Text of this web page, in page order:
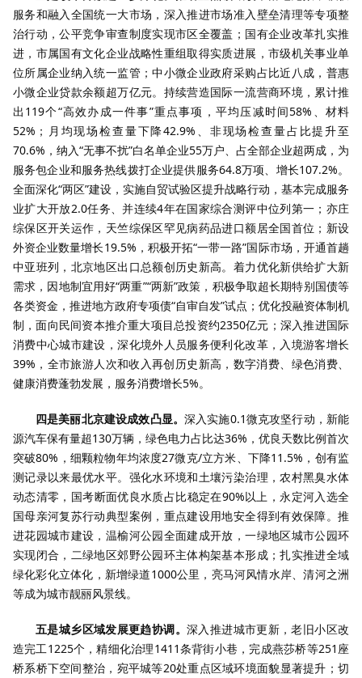
服务和融入全国统一大市场，深入推进市场准入壁垒清理等专项整
治行动，公平竞争审查制度实现市区全覆盖；国有企业改革扎实推
进，市属国有文化企业战略性重组取得实质进展，市级机关事业单
位所属企业纳入统一监管；中小微企业政府采购占比近八成，普惠
小微企业贷款余额超万亿元。持续营造国际一流营商环境，累计推
出119个“高效办成一件事”重点事项，平均压减时间58%、材料
52%；月均现场检查量下降42.9%、非现场检查量占比提升至
70.6%，纳入“无事不扰”白名单企业55万户、占全部企业超两成，为
服务包企业和服务热线拨打企业提供服务64.8万项、增长107.2%。
全面深化“两区”建设，实施自贸试验区提升战略行动，基本完成服务
业扩大开放2.0任务、并连续4年在国家综合测评中位列第一；亦庄
综保区开关运作，天竺综保区罕见病药品进口额居全国首位；新设
外资企业数量增长19.5%，积极开拓“一带一路”国际市场，开通首趟
中亚班列，北京地区出口总额创历史新高。着力优化新供给扩大新
需求，因地制宜用好“两重”“两新”政策，积极争取超长期特别国债等
各类资金，推进地方政府专项债“自审自发”试点；优化投融资体制机
制，面向民间资本推介重大项目总投资约2350亿元；深入推进国际
消费中心城市建设，深化境外人员服务便利化改革，入境游客增长
39%，全市旅游人次和收入再创历史新高，数字消费、绿色消费、
健康消费蓬勃发展，服务消费增长5%。
四是美丽北京建设成效凸显。 深入实施0.1微克攻坚行动，新能
源汽车保有量超130万辆，绿色电力占比达36%，优良天数比例首次
突破80%，细颗粒物年均浓度27微克/立方米、下降11.5%，创有监
测记录以来最优水平。强化水环境和土壤污染治理，农村黑臭水体
动态清零，国考断面优良水质占比稳定在90%以上，永定河入选全
国母亲河复苏行动典型案例，重点建设用地安全得到有效保障。推
进花园城市建设，温榆河公园全面建成开放，一绿地区城市公园环
实现闭合，二绿地区郊野公园环主体构架基本形成；扎实推进全域
绿化彩化立体化，新增绿道1000公里，亮马河风情水岸、清河之洲
等成为城市靓丽风景线。
五是城乡区域发展更趋协调。 深入推进城市更新，老旧小区改
造完工1225个，精细化治理1411条背街小巷，完成燕莎桥等251座
桥系桥下空间整治，宛平城等20处重点区域环境面貌显著提升；切